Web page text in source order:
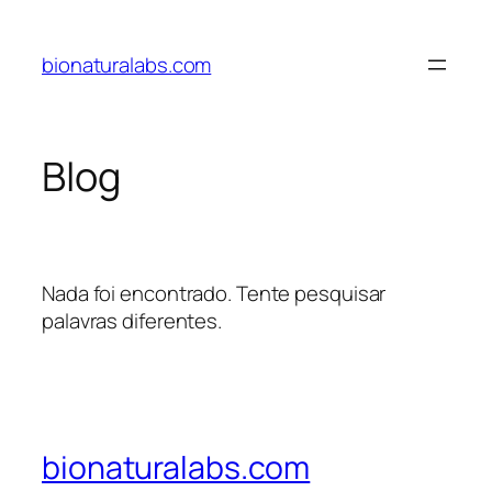
bionaturalabs.com
Blog
Nada foi encontrado. Tente pesquisar
palavras diferentes.
bionaturalabs.com